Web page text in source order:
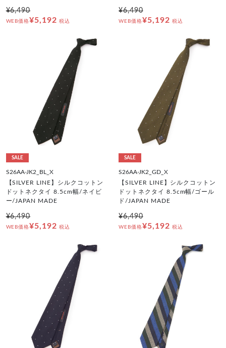
¥6,490
WEB価格¥5,192 税込
¥6,490
WEB価格¥5,192 税込
SALE
S26AA-JK2_BL_X
【SILVER LINE】シルクコットン
ドットネクタイ 8.5cm幅/ネイビ
ー/JAPAN MADE
¥6,490
WEB価格¥5,192 税込
SALE
S26AA-JK2_GD_X
【SILVER LINE】シルクコットン
ドットネクタイ 8.5cm幅/ゴール
ド/JAPAN MADE
¥6,490
WEB価格¥5,192 税込